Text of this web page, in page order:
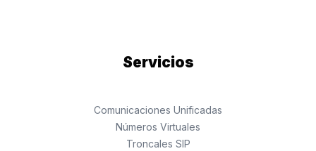
Servicios
Comunicaciones Unificadas
Números Virtuales
Troncales SIP